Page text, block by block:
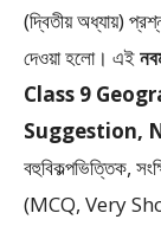
(দ্বিতীয় অধ্যায়)
দেওয়া হলো। এই
Class 9
Suggestion,
বহুবিকল্পভিত্তিক,
(MCQ, Very